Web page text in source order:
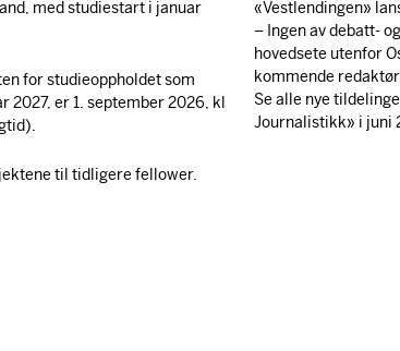
med studiestart i januar
for studieoppholdet som
2027, er 1. september 2026, kl
til tidligere fellower.
«Vestlendingen»
– Ingen av debatt-
hovedsete utenfor
kommende
Se alle nye
Journalistikk» i juni